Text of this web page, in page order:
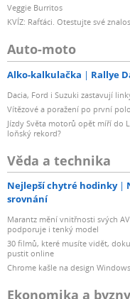
Veggie Burritos
KVÍZ: Rafťáci. Otestujte své
Auto-moto
Alko-kalkulačka Rallye
Dacia, Ford i Suzuki zastavují
Vítězové a poražení po první
Jízdy Světa motorů opět míří do
loňský rekord?
Věda a technika
Nejlepší chytré hodinky
srovnání
Marantz mění vnitřnosti svých
podporuje i tenký model
30 filmů, které musíte vidět,
pustit online
Chrome kašle na design
Ekonomika a